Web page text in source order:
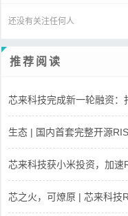
还没有关注任何人
推荐阅读
芯来科技完成新一轮融资
生态 | 国内首套完整开源
芯来科技获小米投资，加速
芯之火，可燎原 | 芯来科技